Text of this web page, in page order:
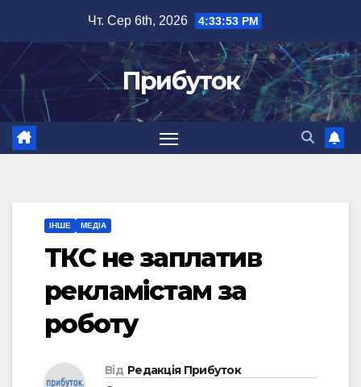
вмісту
Чт. Сер 6th, 2026 4:33:54 PM
Прибуток
ІНШЕ МЕДІА
ТКС не заплатив
рекламістам за
роботу
Від Редакція Прибуток